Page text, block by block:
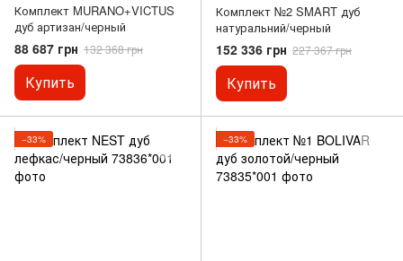
Комплект MURANO+VICTUS
дуб артизан/черный
88 687 грн 132 368 грн
Купить
Комплект №2 SMART дуб
натуральний/черный
152 336 грн 227 367 грн
Купить
−33% −33%